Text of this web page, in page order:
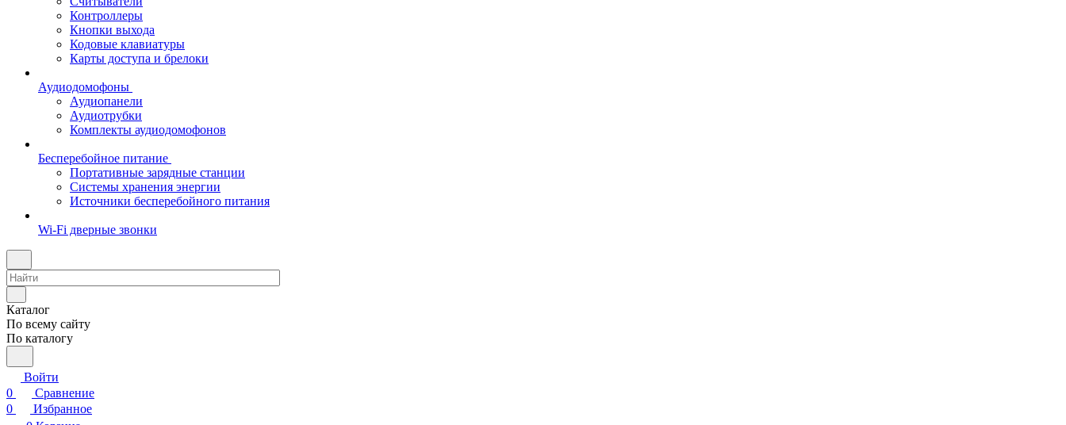
Контроллеры
Кнопки выхода
Кодовые клавиатуры
Карты доступа и брелоки
Аудиодомофоны
Аудиопанели
Аудиотрубки
Комплекты аудиодомофонов
Бесперебойное питание
Портативные зарядные станции
Системы хранения энергии
Источники бесперебойного питания
Wi-Fi дверные звонки
Каталог
По всему сайту
По каталогу
Войти
0
Сравнение
0
Избранное